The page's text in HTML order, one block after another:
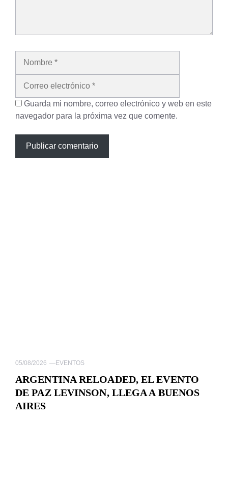
Guarda mi nombre, correo electrónico y web en este
navegador para la próxima vez que comente.
05/08/2026 —EVENTOS
ARGENTINA RELOADED, EL EVENTO
DE PAZ LEVINSON, LLEGA A BUENOS
AIRES